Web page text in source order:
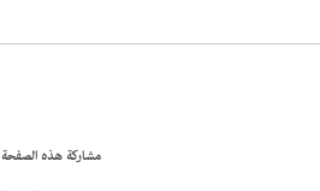
مشاركة هذه الصفحة